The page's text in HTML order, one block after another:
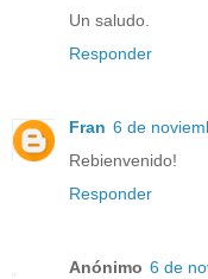
Un saludo.
Responder
Fran 6 de
Rebienvenido!
Responder
Anónimo 6 de